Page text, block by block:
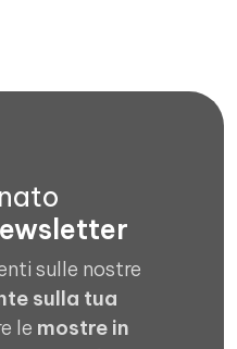
sulle nostre
sulla tua
le mostre in